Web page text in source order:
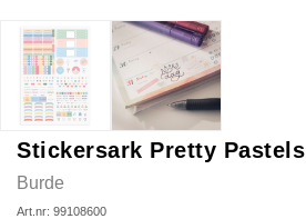
Stickersark Pretty Pastels
Burde
Art.nr: 99108600